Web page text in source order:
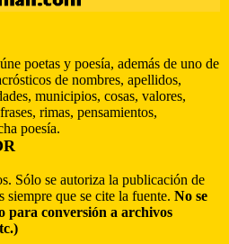
poetas y poesía, además de uno de
de nombres, apellidos,
municipios, cosas, valores,
rimas, pensamientos,
poesía.
Sólo se autoriza la publicación de
siempre que se cite la fuente. No se
para conversión a archivos